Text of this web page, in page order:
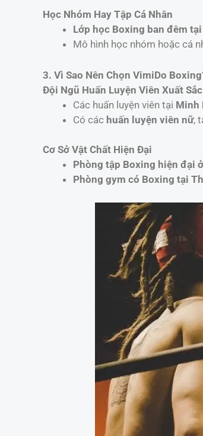
Học Nhóm Hay Tập Cá Nhân
Lớp học Boxing ban đêm
Mô hình học nhóm hoặc cá
3. Vì Sao Nên Chọn VimiDo
Đội Ngũ Huấn Luyện Viên Xuất Sắc
Các huấn luyện viên tại Minh
Có các huấn luyện viên nữ,
Cơ Sở Vật Chất Hiện Đại
Phòng tập Boxing hiện đại
Phòng gym có Boxing tại